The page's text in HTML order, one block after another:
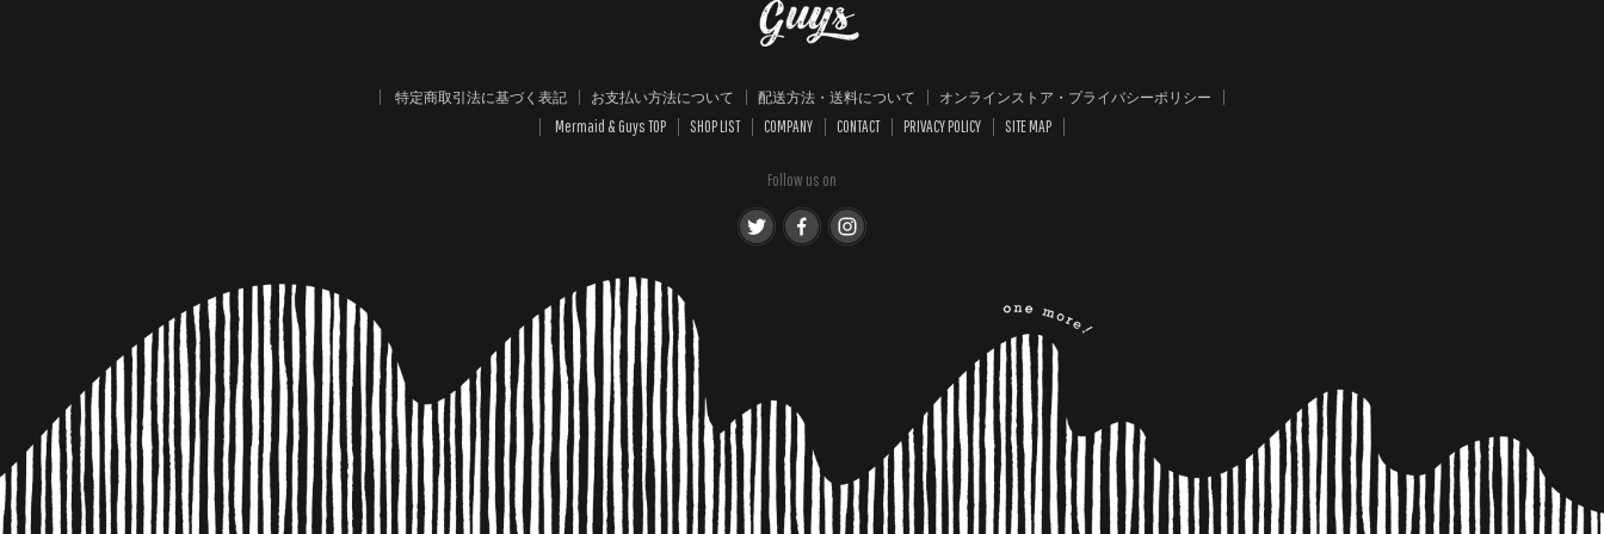
特定商取引法に基づく表記 お支払い方法について 配送方法・送料について オンラインストア・プライバシーポリシー
Mermaid & Guys TOP SHOP LIST COMPANY CONTACT PRIVACY POLICY SITE MAP
Follow us on